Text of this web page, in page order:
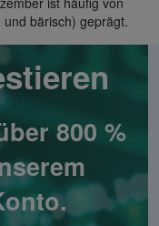
bärisch) geprägt.
800 %